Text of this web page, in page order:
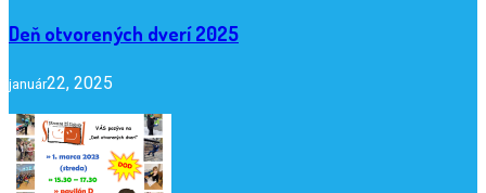
Deň otvorených dverí 2025
január22, 2025